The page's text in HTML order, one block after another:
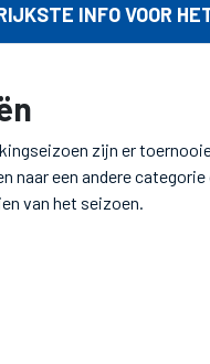
INFO VOOR
zijn er
naar een andere
van het seizoen.